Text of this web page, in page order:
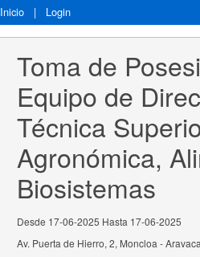
Inicio | Login
Toma de
Equipo de
Técnica
Agronómica,
Biosistemas
Desde 17-06-2025 Hasta 17-06-2025
Av. Puerta de Hierro, 2, Moncloa -